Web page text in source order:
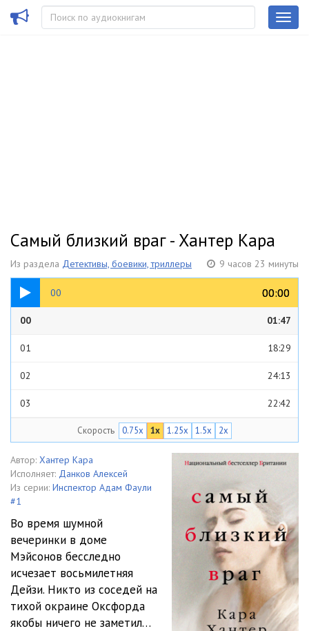
Самый близкий враг - Хантер Кара
Из раздела Детективы, боевики, триллеры 9 часов 23 минуты
00 00:00
00:00
01:47
00 01:47
01 18:29
02 24:13
03 22:42
05
06
1:03:51
08 56:07
09 28:43
10 11:22
11 59:28
Скорость 0.75x 1x 1.25x 1.5x 2x
Автор: Хантер Кара
Исполняет: Данков Алексей
Из серии: Инспектор Адам Фаули
#1
Во время шумной
вечеринки в доме
Мэйсонов бесследно
исчезает восьмилетняя
Дейзи. Никто из соседей на
тихой окраине Оксфорда
якобы ничего не заметил…